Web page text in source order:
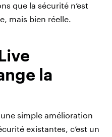
que la sécurité n’est
mais bien réelle.
la
une simple amélioration
existantes, c’est un